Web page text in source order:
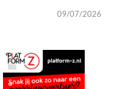
09/07/2026